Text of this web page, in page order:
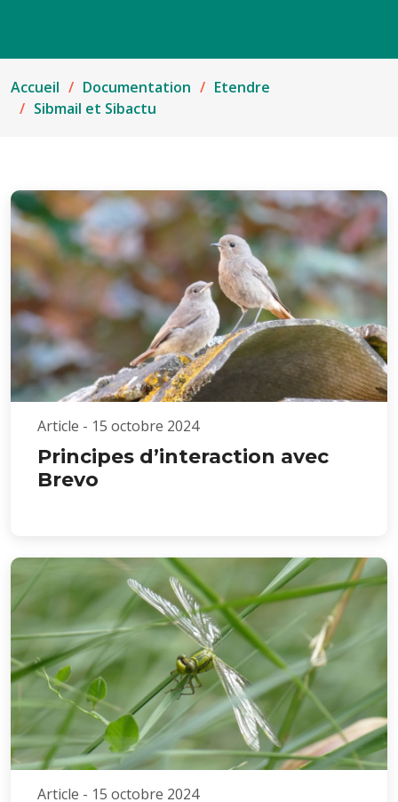
Accueil Documentation
Etendre
Sibmail et Sibactu
Article - 15 octobre 2024
Principes d’interaction avec
Brevo
Article - 15 octobre 2024